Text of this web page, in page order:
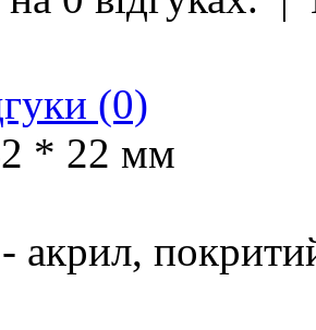
(0)
* 22 мм
- акрил,